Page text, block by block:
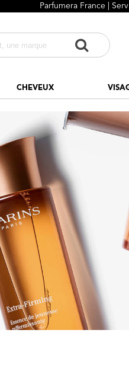
Parfumera France |
CHEVEUX